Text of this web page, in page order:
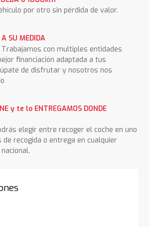
por otro sin pérdida de valor.
SU MEDIDA
Trabajamos con multiples entidades
financiación adaptada a tus
de disfrutar y nosotros nos
y te lo ENTREGAMOS DONDE
elegir entre recoger el coche en uno
recogida o entrega en cualquier